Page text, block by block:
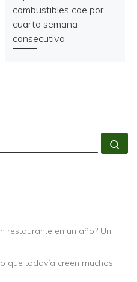
combustibles cae por
cuarta semana
consecutiva
restaurante en un año? Un
que todavía creen muchos